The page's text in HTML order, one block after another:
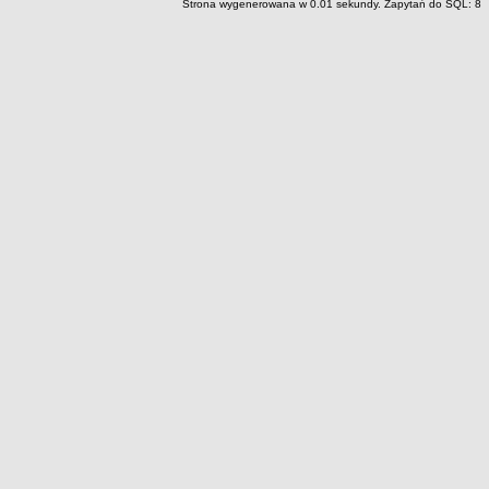
Strona wygenerowana w 0.01 sekundy. Zapytań do SQL: 8